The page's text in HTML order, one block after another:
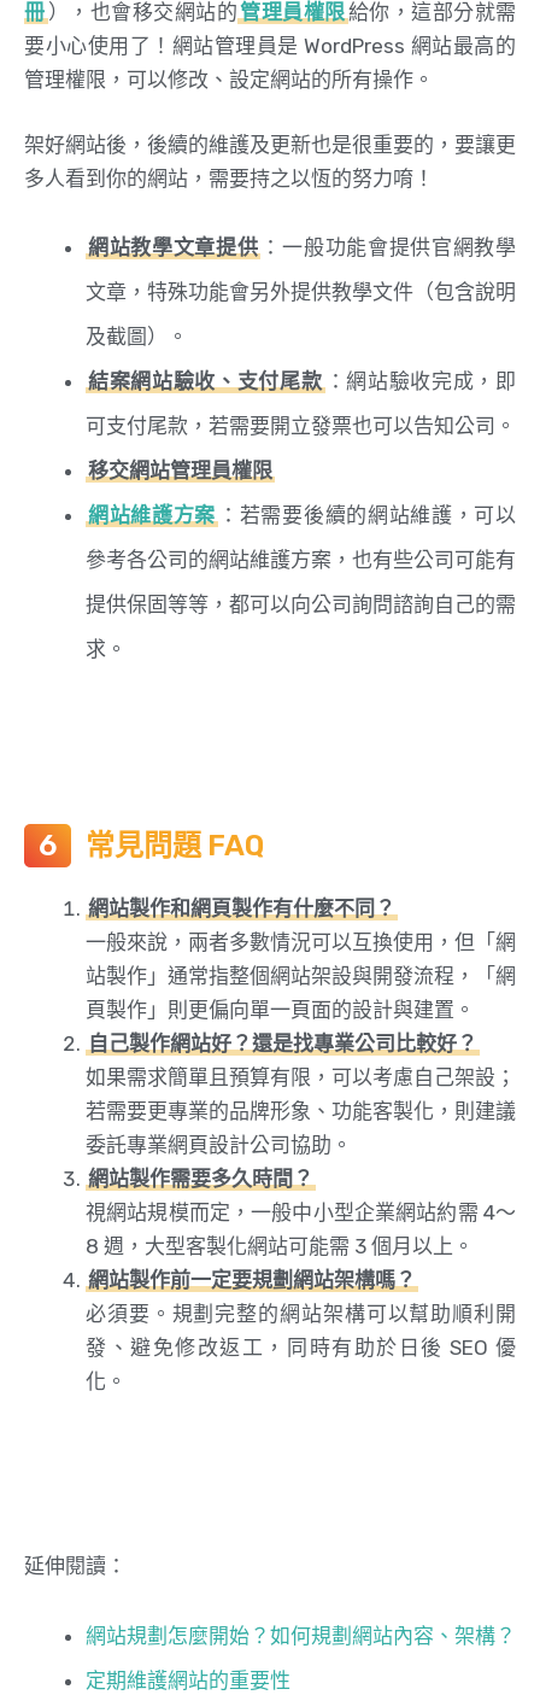
冊），也會移交網站的管理員權限給你，這部分就需
要小心使用了！網站管理員是 WordPress 網站最高的
管理權限，可以修改、設定網站的所有操作。
架好網站後，後續的維護及更新也是很重要的，要讓更
多人看到你的網站，需要持之以恆的努力唷！
網站教學文章提供 ：一般功能會提供官網教學
文章，特殊功能會另外提供教學文件（包含說明
及截圖）。
結案網站驗收、支付尾款：網站驗收完成，即
可支付尾款，若需要開立發票也可以告知公司。
移交網站管理員權限
網站維護方案 ：若需要後續的網站維護，可以
參考各公司的網站維護方案，也有些公司可能有
提供保固等等，都可以向公司詢問諮詢自己的需
求。
常見問題 FAQ
網站製作和網頁製作有什麼不同？
一般來說，兩者多數情況可以互換使用，但「網
站製作」通常指整個網站架設與開發流程，「網
頁製作」則更偏向單一頁面的設計與建置。
自己製作網站好？還是找專業公司比較好？
如果需求簡單且預算有限，可以考慮自己架設；
若需要更專業的品牌形象、功能客製化，則建議
委託專業網頁設計公司協助。
網站製作需要多久時間？
視網站規模而定，一般中小型企業網站約需 4～
8 週，大型客製化網站可能需 3 個月以上。
網站製作前一定要規劃網站架構嗎？
必須要。規劃完整的網站架構可以幫助順利開
發、避免修改返工，同時有助於日後 SEO 優
化。
延伸閱讀：
網站規劃怎麼開始？如何規劃網站內容、架構？
定期維護網站的重要性